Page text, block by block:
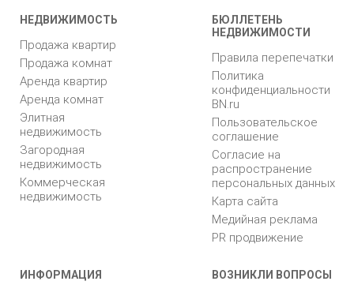
НЕДВИЖИМОСТЬ
Продажа квартир
Продажа комнат
Аренда квартир
Аренда комнат
Элитная
недвижимость
Загородная
недвижимость
Коммерческая
недвижимость
БЮЛЛЕТЕНЬ
НЕДВИЖИМОСТИ
Правила перепечатки
Политика
конфиденциальности
BN.ru
Пользовательское
соглашение
Согласие на
распространение
персональных данных
Карта сайта
Медийная реклама
PR продвижение
ИНФОРМАЦИЯ ВОЗНИКЛИ ВОПРОСЫ